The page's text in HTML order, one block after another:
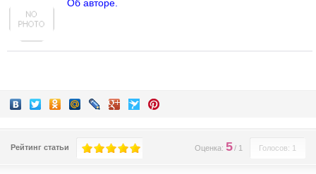
Об авторе.
Рейтинг статьи Голосов: 1
Оценка: 5/ 1